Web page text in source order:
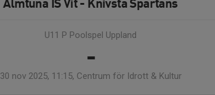
U11 P Poolspel Uppland
-
30 nov 2025, 11:15, Centrum för Idrott & Kultur